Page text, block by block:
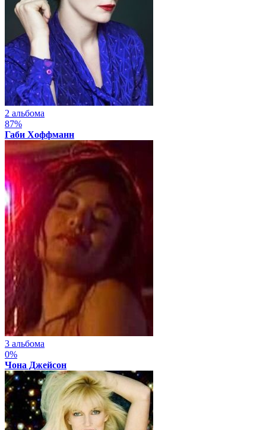
2 альбома
87%
Габи Хоффманн
3 альбома
0%
Чона Джейсон